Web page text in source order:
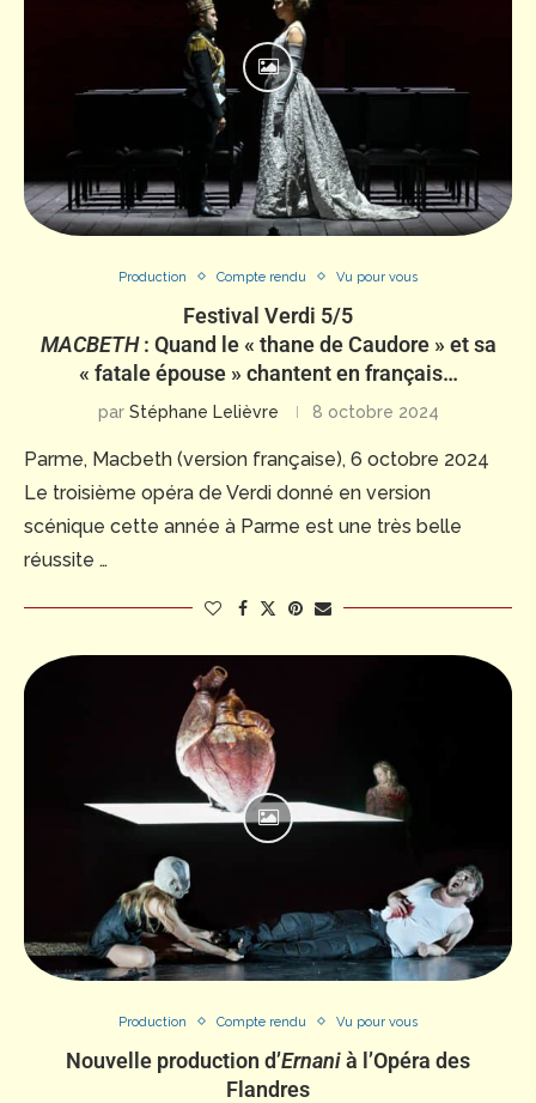
Production Compte rendu Vu pour vous
Festival Verdi 5/5
MACBETH: Quand le « thane de Caudore » et sa
« fatale épouse » chantent en français…
par Stéphane Lelièvre 8 octobre 2024
Parme, Macbeth (version française), 6 octobre 2024
Le troisième opéra de Verdi donné en version
scénique cette année à Parme est une très belle
réussite …
Production Compte rendu Vu pour vous
Nouvelle production d’Ernanià l’Opéra des
Flandres